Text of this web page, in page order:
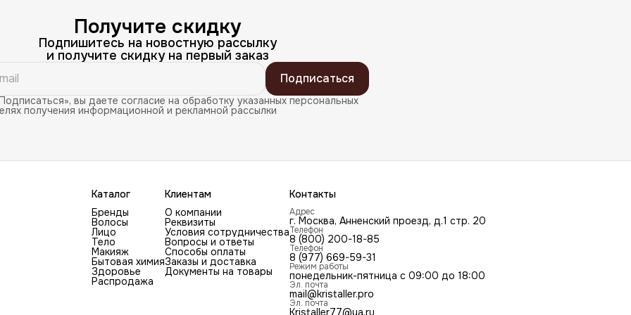
Получите скидку
Подпишитесь на новостную рассылку
и получите скидку на первый заказ
Подписаться
вы даете согласие на обработку указанных персональных
получения информационной и рекламной рассылки
Каталог
Бренды
Волосы
Лицо
Тело
Макияж
Бытовая химия
Здоровье
Распродажа
Клиентам
О компании
Реквизиты
Условия сотрудничества
Вопросы и ответы
Способы оплаты
Заказы и доставка
Документы на товары
Контакты
Адрес
г. Москва, Анненский проезд, д.1 стр. 20
Телефон
8 (800) 200-18-85
Телефон
8 (977) 669-59-31
Режим работы
понедельник-пятница с 09:00 до 18:00
Эл. почта
mail@kristaller.pro
Эл. почта
Kristaller77@ya.ru